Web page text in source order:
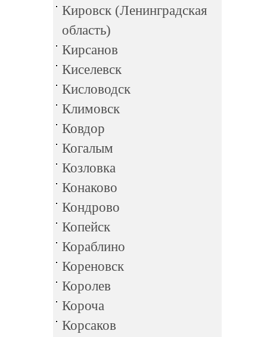
Кировск (Ленинградская
область)
Кирсанов
Киселевск
Кисловодск
Климовск
Ковдор
Когалым
Козловка
Конаково
Кондрово
Копейск
Кораблино
Кореновск
Королев
Короча
Корсаков